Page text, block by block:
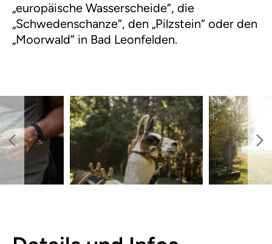
„europäische Wasserscheide“, die
„Schwedenschanze“, den „Pilzstein“ oder den
„Moorwald“ in Bad Leonfelden.